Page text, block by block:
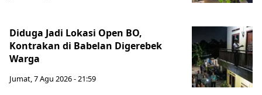
Diduga Jadi Lokasi Open BO,
Kontrakan di Babelan Digerebek
Warga
Jumat, 7 Agu 2026 - 21:59